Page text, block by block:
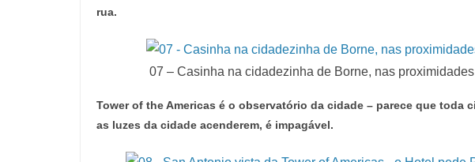
rua.
07 – Casinha na cidadezinha de Borne, nas
Tower of the Americas é o observatório da cidade – parece que toda
as luzes da cidade acenderem, é impagável.